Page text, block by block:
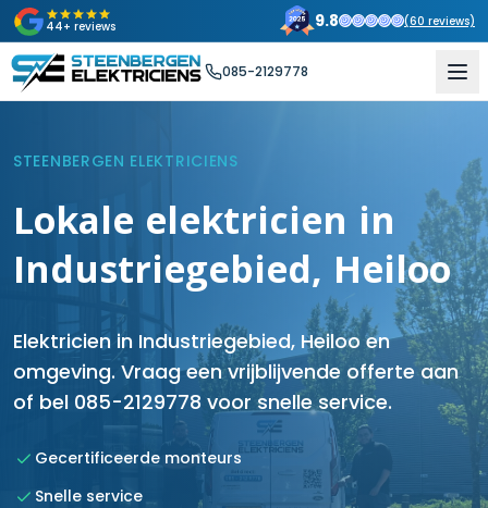
44+ reviews 9.8 (60 reviews)
085-2129778
STEENBERGEN ELEKTRICIENS
Lokale elektricien in
Industriegebied, Heiloo
Elektricien in Industriegebied, Heiloo en
omgeving. Vraag een vrijblijvende offerte aan
of bel 085-2129778 voor snelle service.
Gecertificeerde monteurs
Snelle service